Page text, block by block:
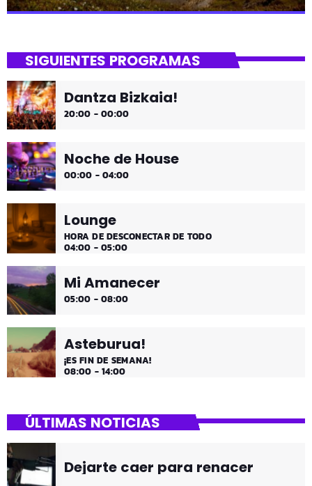
¡Toda la música!
¡Toda la música!
SIGUIENTES PROGRAMAS
Dantza Bizkaia!
20:00 - 00:00
Noche de House
00:00 - 04:00
Lounge
HORA DE DESCONECTAR DE TODO
04:00 - 05:00
Mi Amanecer
05:00 - 08:00
Asteburua!
¡ES FIN DE SEMANA!
08:00 - 14:00
ÚLTIMAS NOTICIAS
Dejarte caer para renacer